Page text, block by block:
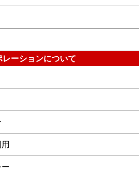
レーションについて